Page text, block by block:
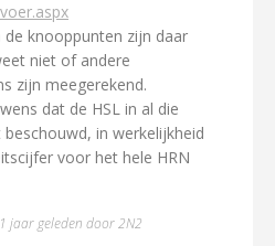
knooppunten zijn daar
niet of andere
zijn meegerekend.
dat de HSL in al die
in werkelijkheid
voor het hele HRN
jaar geleden door 2N2